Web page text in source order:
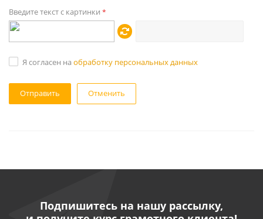
Введите текст с картинки *
Я согласен на обработку персональных данных
Отменить
Подпишитесь на нашу рассылку,